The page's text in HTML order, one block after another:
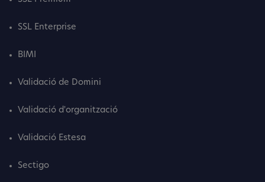
SSL Enterprise
BIMI
Validació de Domini
Validació d'organització
Validació Estesa
Sectigo